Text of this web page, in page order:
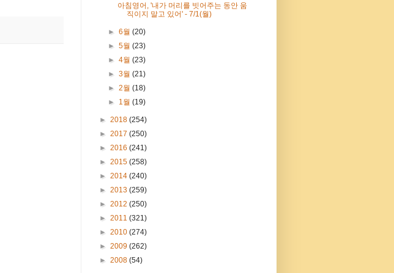
아침영어, '내가 머리를 빗어주는 동안 움
직이지 말고 있어' - 7/1(월)
►6월(20)
►5월(23)
►4월(23)
►3월(21)
►2월(18)
► 1월(19)
► 2018 (254)
► 2017 (250)
► 2016 (241)
► 2015 (258)
► 2014 (240)
► 2013 (259)
► 2012 (250)
► 2011 (321)
► 2010 (274)
► 2009 (262)
► 2008 (54)